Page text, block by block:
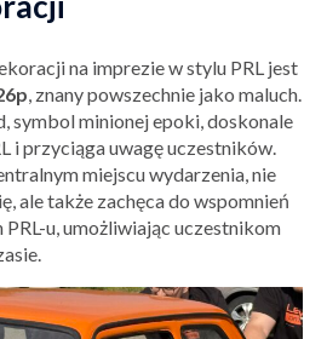
na imprezie w stylu PRL jest
, znany powszechnie jako maluch.
symbol minionej epoki, doskonale
i przyciąga uwagę uczestników.
miejscu wydarzenia, nie
ale także zachęca do wspomnień
u, umożliwiając uczestnikom